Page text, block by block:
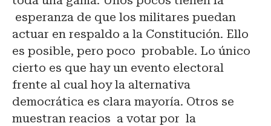
esperanza de que los militares puedan
actuar en respaldo a la Constitución. Ello
es posible, pero poco probable. Lo único
cierto es que hay un evento electoral
frente al cual hoy la alternativa
democrática es clara mayoría. Otros se
muestran reacios a votar por la